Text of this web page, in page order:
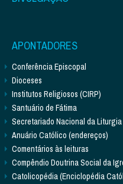
APONTADORES
Conferência Episcopal
Dioceses
Institutos Religiosos (CIRP)
Santuário de Fátima
Secretariado Nacional da Liturgia
Anuário Católico (endereços)
Comentários às leituras
Compêndio Doutrina Social da
Catolicopédia (Enciclopédia